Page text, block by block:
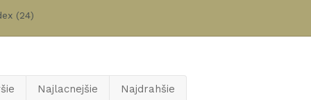
(24)
Najlacnejšie Najdrahšie